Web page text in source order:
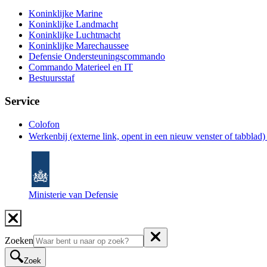
Koninklijke Marine
Koninklijke Landmacht
Koninklijke Luchtmacht
Koninklijke Marechaussee
Defensie Ondersteuningscommando
Commando Materieel en IT
Bestuursstaf
Service
Colofon
Werkenbij (externe link, opent in een nieuw venster of tabblad)
Ministerie van Defensie
Zoeken
Zoek